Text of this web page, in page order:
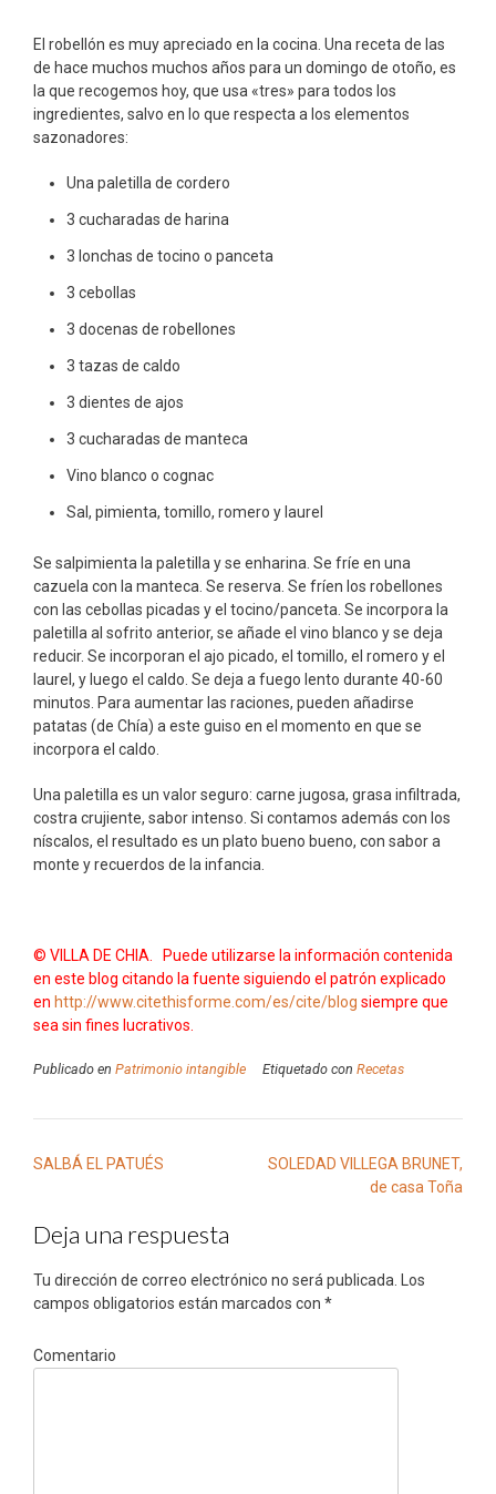
El robellón es muy apreciado en la cocina. Una receta de las
de hace muchos muchos años para un domingo de otoño, es
la que recogemos hoy, que usa «tres» para todos los
ingredientes, salvo en lo que respecta a los elementos
sazonadores:
Una paletilla de cordero
3 cucharadas de harina
3 lonchas de tocino o panceta
3 cebollas
3 docenas de robellones
3 tazas de caldo
3 dientes de ajos
3 cucharadas de manteca
Vino blanco o cognac
Sal, pimienta, tomillo, romero y laurel
Se salpimienta la paletilla y se enharina. Se fríe en una
cazuela con la manteca. Se reserva. Se fríen los robellones
con las cebollas picadas y el tocino/panceta. Se incorpora la
paletilla al sofrito anterior, se añade el vino blanco y se deja
reducir. Se incorporan el ajo picado, el tomillo, el romero y el
laurel, y luego el caldo. Se deja a fuego lento durante 40-60
minutos. Para aumentar las raciones, pueden añadirse
patatas (de Chía) a este guiso en el momento en que se
incorpora el caldo.
Una paletilla es un valor seguro: carne jugosa, grasa infiltrada,
costra crujiente, sabor intenso. Si contamos además con los
níscalos, el resultado es un plato bueno bueno, con sabor a
monte y recuerdos de la infancia.
© VILLA DE CHIA. Puede utilizarse la información contenida
en este blog citando la fuente siguiendo el patrón explicado
en http://www.citethisforme.com/es/cite/blog siempre que
sea sin fines lucrativos.
Publicado en Patrimonio intangible Etiquetado con Recetas
Navegación
SALBÁ EL PATUÉS
SOLEDAD VILLEGA BRUNET,
de casa Toña
Deja una respuesta
Tu dirección de correo electrónico no será publicada.
Los
campos obligatorios están marcados con *
Comentario